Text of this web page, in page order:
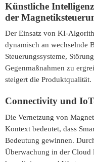
Künstliche
der
Der Einsatz von KI-
dynamisch an wechselnde
Steuerungssysteme,
Gegenmaßnahmen zu
steigert die Produktqualität.
Connectivity und
Die Vernetzung von
Kontext bedeutet, dass
Bedeutung gewinnen.
Überwachung in der Cloud